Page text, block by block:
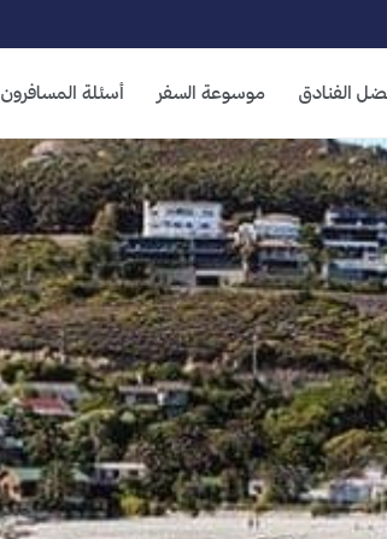
الفنادق موسوعة السفر أسئلة المسافرون